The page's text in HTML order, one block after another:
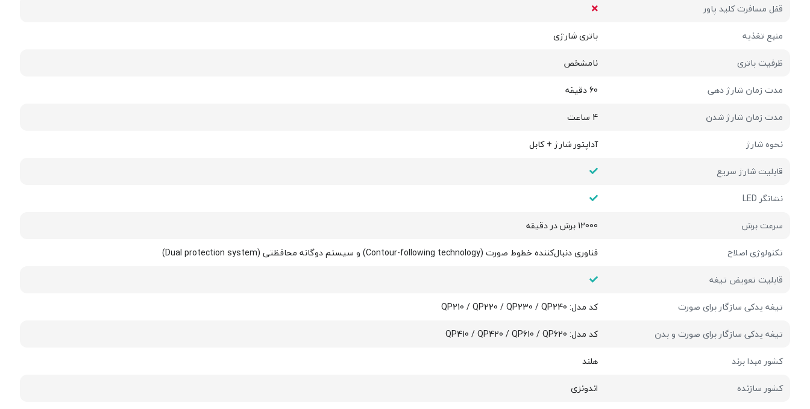
قفل مسافرت کلید پاور
منبع تغذیه
باتری شارژی
ظرفیت باتری
نامشخص
مدت زمان شارژ دهی
60 دقیقه
مدت زمان شارژ شدن
4 ساعت
نحوه شارژ
آداپتور شارژ + کابل
قابلیت شارژ سریع
نشانگر LED
سرعت برش
12000 برش در دقیقه
تکنولوژی اصلاح
فناوری دنبال‌کننده خطوط صورت (Contour-following technology) و سیستم دوگانه محافظتی (Dual protection system)
قابلیت تعویض تیغه
تیغه یدکی سازگار برای صورت
کد مدل: QP210 / QP220 / QP230 / QP240
تیغه یدکی سازگار برای صورت و بدن
کد مدل: QP410 / QP420 / QP610 / QP620
کشور مبدا برند
هلند
کشور سازنده
اندونزی